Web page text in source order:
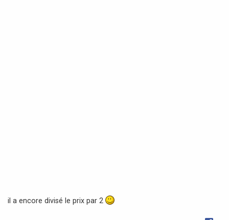
il a encore divisé le prix par 2